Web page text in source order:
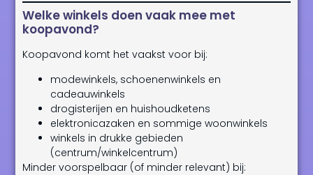
Welke winkels doen vaak mee met
koopavond?
Koopavond komt het vaakst voor bij:
modewinkels, schoenenwinkels en
cadeauwinkels
drogisterijen en huishoudketens
elektronicazaken en sommige woonwinkels
winkels in drukke gebieden
(centrum/winkelcentrum)
Minder voorspelbaar (of minder relevant) bij: